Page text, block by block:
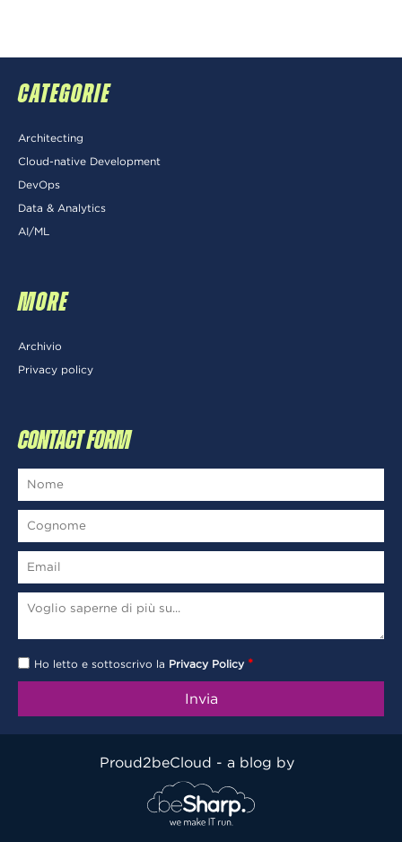
CATEGORIE
Architecting
Cloud-native Development
DevOps
Data & Analytics
AI/ML
MORE
Archivio
Privacy policy
CONTACT FORM
Ho letto e sottoscrivo la Privacy Policy *
Proud2beCloud - a blog by